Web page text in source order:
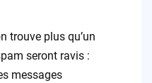
trouve plus qu’un
seront ravis :
messages